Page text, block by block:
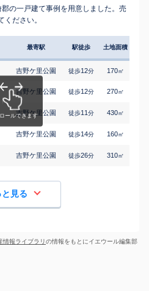
の一戸建て事例を用意しました。売
ださい。
最寄駅 駅徒歩 土地面積
吉野ケ里公園 徒歩12分 170㎡
吉野ケ里公園 徒歩12分 270㎡
吉野ケ里公園 徒歩11分 430㎡
吉野ケ里公園 徒歩14分 160㎡
吉野ケ里公園 徒歩26分 310㎡
と見る
情報ライブラリの情報をもとにイエウール編集部